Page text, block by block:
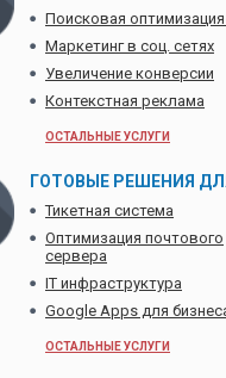
Поисковая оптимизация
Маркетинг в соц. сетях
Увеличение конверсии
Контекстная реклама
ОСТАЛЬНЫЕ УСЛУГИ
ГОТОВЫЕ РЕШЕНИЯ
Тикетная система
Оптимизация почтового
сервера
IT инфраструктура
Google Apps для
ОСТАЛЬНЫЕ УСЛУГИ